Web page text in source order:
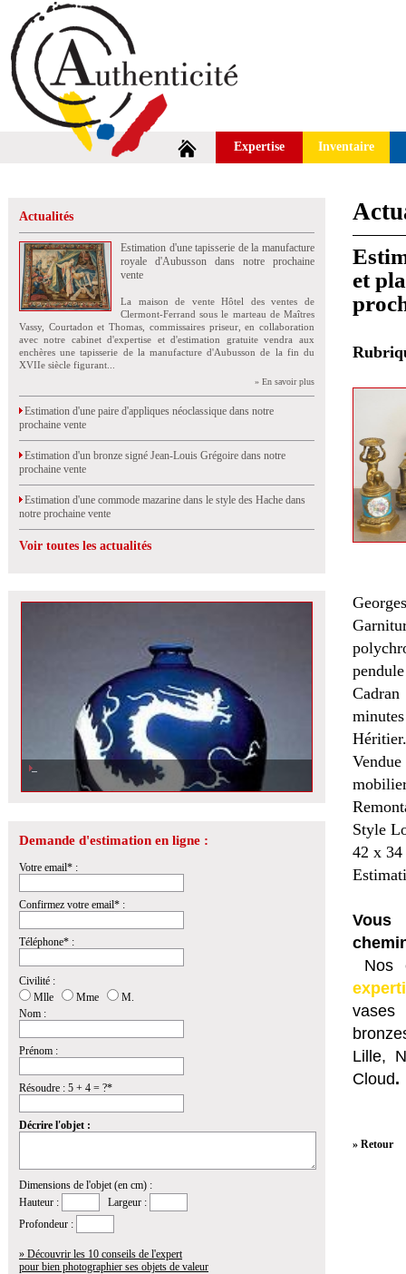
Expertise Inventaire
Actualités
Estimation d'une tapisserie de la manufacture
royale d'Aubusson dans notre prochaine
vente
La maison de vente Hôtel des ventes de
Clermont-Ferrand sous le marteau de Maîtres
Vassy, Courtadon et Thomas, commissaires priseur, en collaboration
avec notre cabinet d'expertise et d'estimation gratuite vendra aux
enchères une tapisserie de la manufacture d'Aubusson de la fin du
XVIIe siècle figurant...
» En savoir plus
Estimation d'une paire d'appliques néoclassique dans notre
prochaine vente
Estimation d'un bronze signé Jean-Louis Grégoire dans notre
prochaine vente
Estimation d'une commode mazarine dans le style des Hache dans
notre prochaine vente
Voir toutes les actualités
Demande d'estimation en ligne :
Votre email* :
Confirmez votre email* :
Téléphone* :
Civilité :
Mlle
Mme
M.
Nom :
Prénom :
Résoudre : 5 + 4 = ?*
Décrire l'objet :
Dimensions de l'objet (en cm) :
Hauteur :
Largeur :
Profondeur :
» Découvrir les 10 conseils de l'expert
pour bien photographier ses objets de valeur
et
Héritier.
Style
42 x 34
Vous
Nos
vases
Lille,
Cloud.
» Retour